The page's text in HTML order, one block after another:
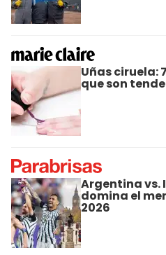
Uñas ciruela:
que son
Argentina vs.
domina el
2026